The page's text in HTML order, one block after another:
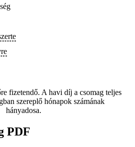
fizetendő. A havi díj a csomag teljes
szereplő hónapok számának
hányadosa.
PDF